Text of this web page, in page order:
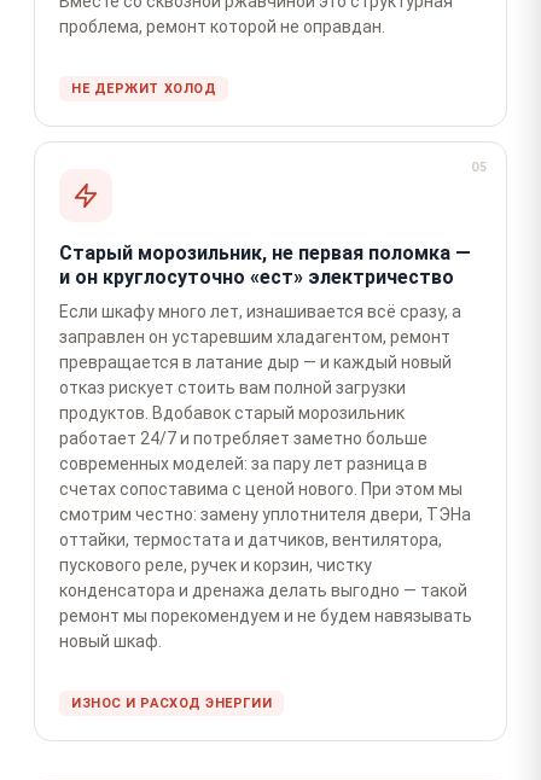
проблема, ремонт которой не оправдан.
НЕ ДЕРЖИТ ХОЛОД
05
Старый морозильник, не первая поломка —
и он круглосуточно «ест» электричество
Если шкафу много лет, изнашивается всё сразу, а
заправлен он устаревшим хладагентом, ремонт
превращается в латание дыр — и каждый новый
отказ рискует стоить вам полной загрузки
продуктов. Вдобавок старый морозильник
работает 24/7 и потребляет заметно больше
современных моделей: за пару лет разница в
счетах сопоставима с ценой нового. При этом мы
смотрим честно: замену уплотнителя двери, ТЭНа
оттайки, термостата и датчиков, вентилятора,
пускового реле, ручек и корзин, чистку
конденсатора и дренажа делать выгодно — такой
ремонт мы порекомендуем и не будем навязывать
новый шкаф.
ИЗНОС И РАСХОД ЭНЕРГИИ